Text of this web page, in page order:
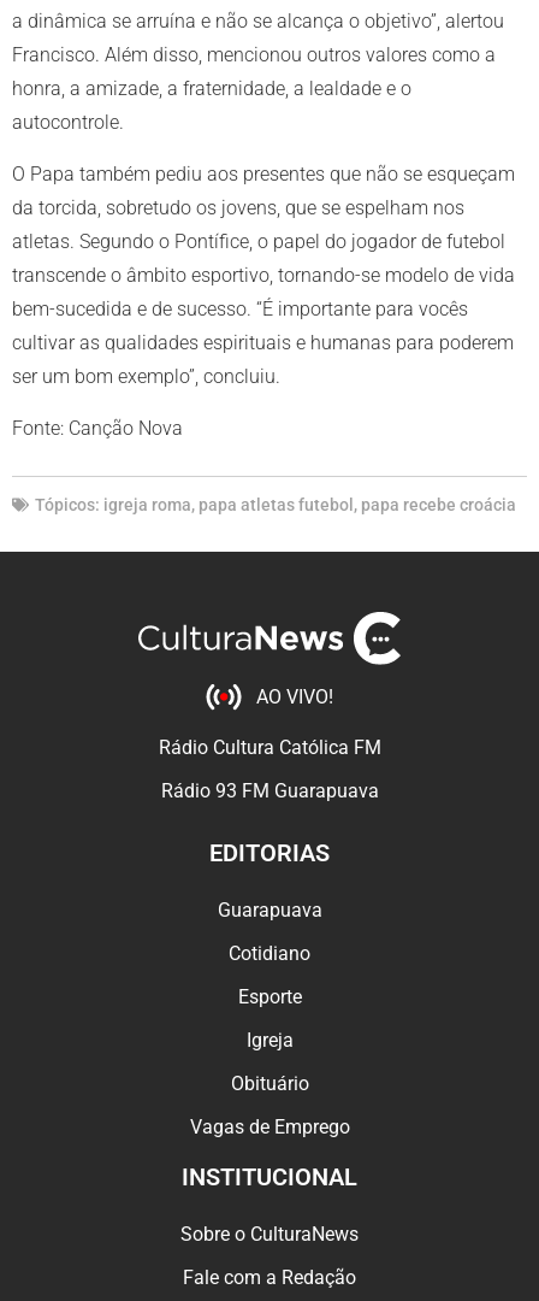
a dinâmica se arruína e não se alcança o objetivo”, alertou
Francisco. Além disso, mencionou outros valores como a
honra, a amizade, a fraternidade, a lealdade e o
autocontrole.
O Papa também pediu aos presentes que não se esqueçam
da torcida, sobretudo os jovens, que se espelham nos
atletas. Segundo o Pontífice, o papel do jogador de futebol
transcende o âmbito esportivo, tornando-se modelo de vida
bem-sucedida e de sucesso. “É importante para vocês
cultivar as qualidades espirituais e humanas para poderem
ser um bom exemplo”, concluiu.
Fonte: Canção Nova
Tópicos: igreja roma, papa atletas futebol , papa recebe croácia
AO VIVO!
Rádio Cultura Católica FM
Rádio 93 FM Guarapuava
EDITORIAS
Guarapuava
Cotidiano
Esporte
Igreja
Obituário
Vagas de Emprego
INSTITUCIONAL
Sobre o CulturaNews
Fale com a Redação